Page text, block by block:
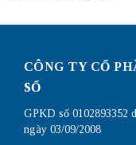
CÔNG TY CỔ
SỐ
GPKD số 0102893352
ngày 03/09/2008